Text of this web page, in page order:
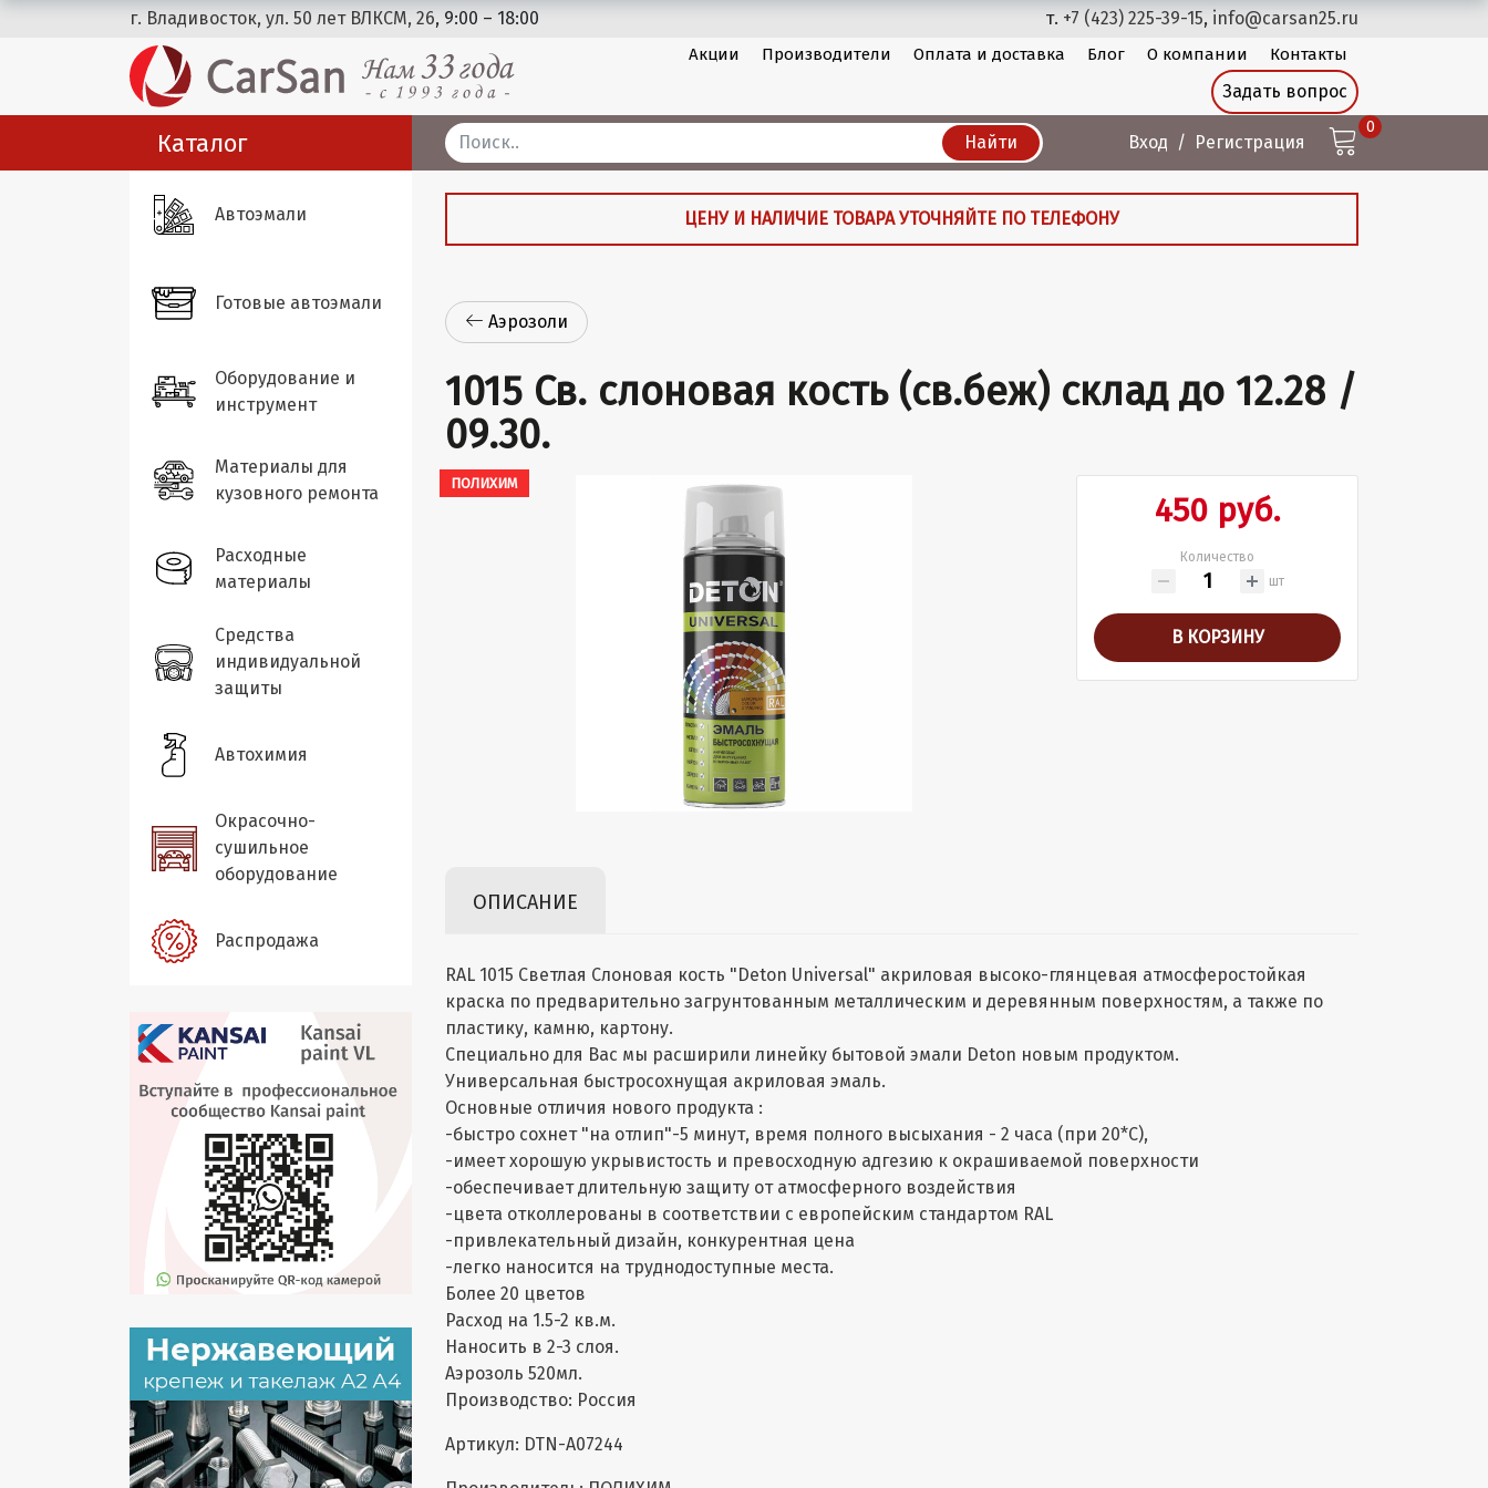
г. Владивосток, ул. 50 лет ВЛКСМ, 26, 9:00 – 18:00 т. +7 (423) 225-39-15, info@carsan25.ru
Акции Производители Оплата и доставка Блог О компании Контакты
Задать вопрос
Каталог Найти Вход Регистрация
0
Автоэмали
Готовые автоэмали
Оборудование и
инструмент
Материалы для
кузовного ремонта
Расходные
материалы
Средства
индивидуальной
защиты
Автохимия
Окрасочно-
сушильное
оборудование
Распродажа
ЦЕНУ И НАЛИЧИЕ ТОВАРА УТОЧНЯЙТЕ ПО ТЕЛЕФОНУ
Аэрозоли
1015 Св. слоновая кость (св.беж) склад до 12.28 /
09.30.
ПОЛИХИМ
450 руб.
Количество
шт
В КОРЗИНУ
ОПИСАНИЕ
RAL 1015 Светлая Слоновая кость "Deton Universal" акриловая высоко-глянцевая атмосферостойкая
краска по предварительно загрунтованным металлическим и деревянным поверхностям, а также по
пластику, камню, картону.
Специально для Вас мы расширили линейку бытовой эмали Deton новым продуктом.
Универсальная быстросохнущая акриловая эмаль.
Основные отличия нового продукта :
-быстро сохнет "на отлип"-5 минут, время полного высыхания - 2 часа (при 20*С),
-имеет хорошую укрывистость и превосходную адгезию к окрашиваемой поверхности
-обеспечивает длительную защиту от атмосферного воздействия
-цвета отколлерованы в соответствии с европейским стандартом RAL
-привлекательный дизайн, конкурентная цена
-легко наносится на труднодоступные места.
Более 20 цветов
Расход на 1.5-2 кв.м.
Наносить в 2-3 слоя.
Аэрозоль 520мл.
Производство: Россия
Артикул: DTN-A07244